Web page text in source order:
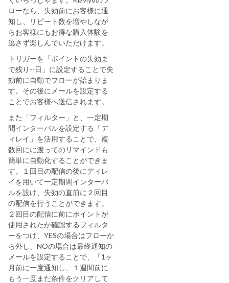
ローなら、失効前にお客様に通
知し、リピート数を増やしなが
らお客様にもお得な購入体験を
逃さず楽しんでいただけます。
トリガーを「ポイントの失効ま
で残り--日」に設定することで失
効前に自動でフローが始まりま
す。その後にメールを設定する
ことでお客様へ送信されます。
また「フィルター」と、一定期
間インターバルを設定する「デ
ィレイ」を活用することで、複
数回にに渡ってのリマインドも
簡単に自動化することができま
す。１回目の配信の後にディレ
イを用いて一定期間インターバ
ルを設け、失効の直前に２回目
の配信を行うことができます。
２回目の配信に前にポイントが
使用されたか確認するフィルタ
ーをつけ、YESの場合はフローか
ら外し、NOの場合は最終通知の
メールを設定することで、「1ヶ
月前に一度通知し、１週間前に
もう一度まだ条件をクリアして